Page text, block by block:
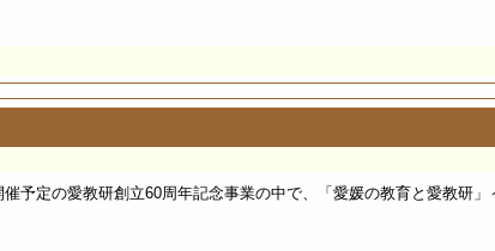
予定の愛教研創立60周年記念事業の中で、「愛媛の教育と愛教研」